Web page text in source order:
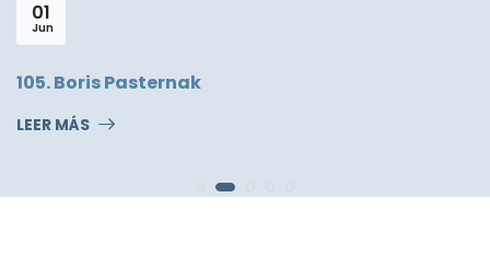
17
Jun
Manuel Becerra
LEER MÁS